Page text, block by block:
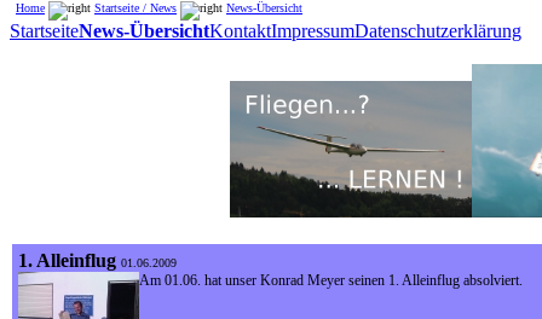
Home Startseite / News News-Übersicht
StartseiteNews-ÜbersichtKontaktImpressumDatenschutzerklärung
1. Alleinflug 01.06.2009
Am 01.06. hat unser Konrad Meyer seinen 1. Alleinflug absolviert.